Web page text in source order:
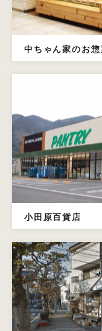
中ちゃん家のお
小田原百貨店